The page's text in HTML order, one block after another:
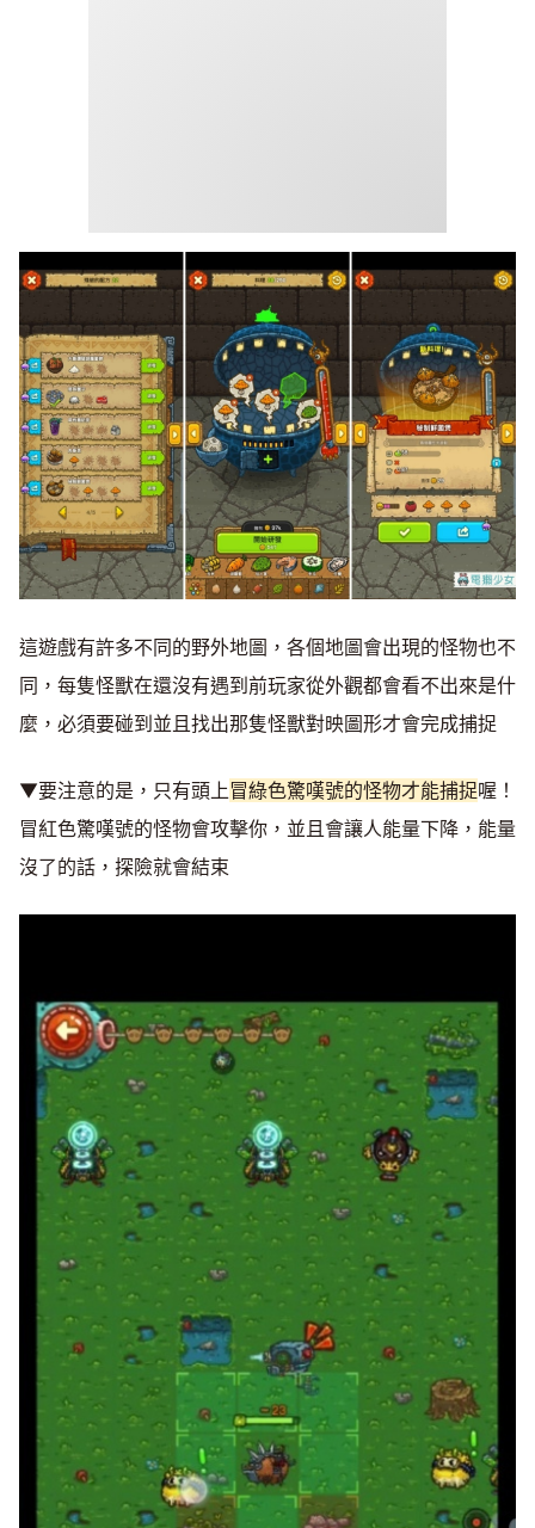
這遊戲有許多不同的野外地圖，各個地圖會出現的怪物也不
同，每隻怪獸在還沒有遇到前玩家從外觀都會看不出來是什
麼，必須要碰到並且找出那隻怪獸對映圖形才會完成捕捉
▼要注意的是，只有頭上冒綠色驚嘆號的怪物才能捕捉喔！
冒紅色驚嘆號的怪物會攻擊你，並且會讓人能量下降，能量
沒了的話，探險就會結束